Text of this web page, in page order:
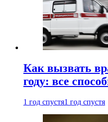
Как вызвать
году: все
1 год спустя1 год спустя